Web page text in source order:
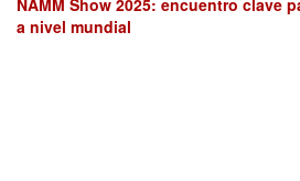
a nivel mundial